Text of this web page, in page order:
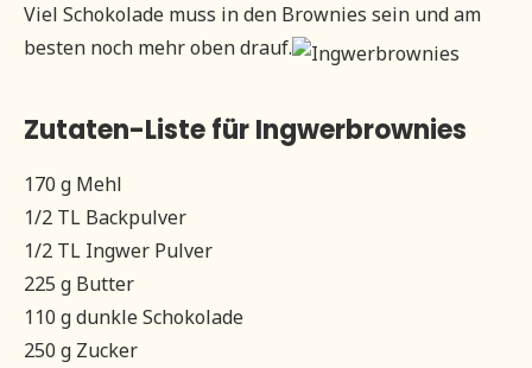
Viel Schokolade muss in den Brownies sein und am
besten noch mehr oben drauf.
Zutaten-Liste für Ingwerbrownies
170 g Mehl
1/2 TL Backpulver
1/2 TL Ingwer Pulver
225 g Butter
110 g dunkle Schokolade
250 g Zucker